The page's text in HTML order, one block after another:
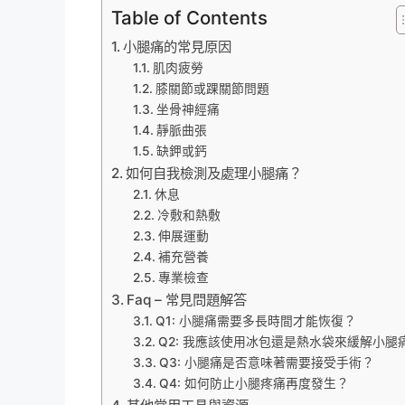
Table of Contents
小腿痛的常見原因
肌肉疲勞
膝關節或踝關節問題
坐骨神經痛
靜脈曲張
缺鉀或鈣
如何自我檢測及處理小腿痛？
休息
冷敷和熱敷
伸展運動
補充營養
專業檢查
Faq – 常見問題解答
Q1: 小腿痛需要多長時間才能恢復？
Q2: 我應該使用冰包還是熱水袋來緩解小腿
Q3: 小腿痛是否意味著需要接受手術？
Q4: 如何防止小腿疼痛再度發生？